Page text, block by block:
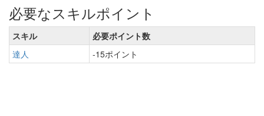
必要なスキルポイント
スキル
必要ポイント数
達人
-15ポイント